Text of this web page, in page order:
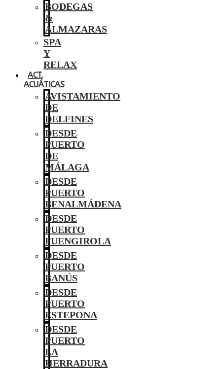
BODEGAS
&
ALMAZARAS
SPA
Y
RELAX
ACT.
ACUÁTICAS
AVISTAMIENTO
DE
DELFINES
DESDE
PUERTO
DE
MÁLAGA
DESDE
PUERTO
BENALMÁDENA
DESDE
PUERTO
FUENGIROLA
DESDE
PUERTO
BANÚS
DESDE
PUERTO
ESTEPONA
DESDE
PUERTO
LA
HERRADURA